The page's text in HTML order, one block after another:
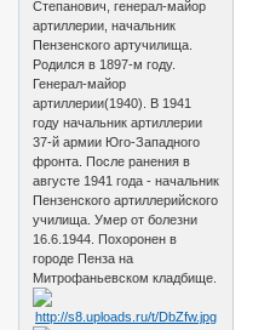
Степанович, генерал-майор
артиллерии, начальник
Пензенского артучилища.
Родился в 1897-м году.
Генерал-майор
артиллерии(1940). В 1941
году начальник артиллерии
37-й армии Юго-Западного
фронта. После ранения в
августе 1941 года - начальник
Пензенского артиллерийского
училища. Умер от болезни
16.6.1944. Похоронен в
городе Пенза на
Митрофаньевском кладбище.